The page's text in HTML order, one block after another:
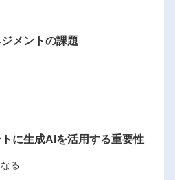
メントの課題
に生成AIを活用する重要性
る